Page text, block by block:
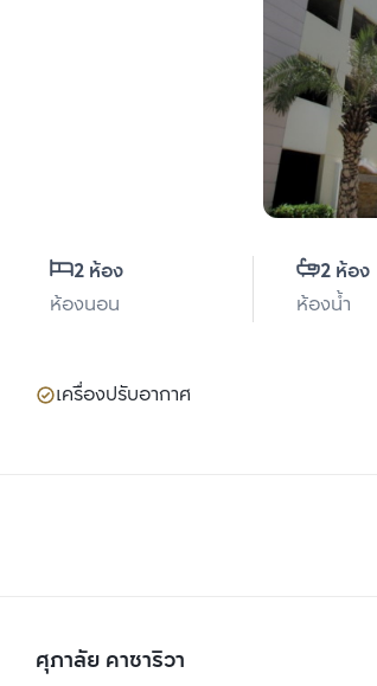
2 ห้อง
ห้องนอน
2 ห้อง
ห้องน้ำ
เครื่องปรับอากาศ
ศุภาลัย คาซาริวา